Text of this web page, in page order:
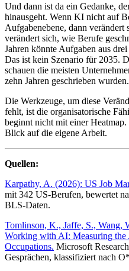
Und dann ist da ein Gedanke,
hinausgeht. Wenn KI nicht auf
Aufgabenebene, dann
verändert sich, wie Berufe
Jahren könnte Aufgaben aus
Das ist kein Szenario für 2035.
schauen die meisten
zehn Jahren geschrieben wurden.
Die Werkzeuge, um diese
fehlt, ist die organisatorische
beginnt nicht mit einer
Blick auf die eigene Arbeit.
Quellen:
Karpathy, A. (2026): US Job
mit 342 US-Berufen, bewertet
BLS-Daten.
Tomlinson, K., Jaffe, S., Wang,
Working with AI: Measuring
Occupations. Microsoft
Gesprächen, klassifiziert nach